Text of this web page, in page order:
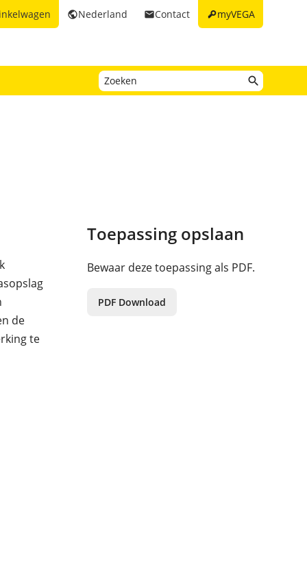
keymyVEGA
emailContact
publicNederland
de
te
Toepassing opslaan
Bewaar deze toepassing als PDF.
PDF Download